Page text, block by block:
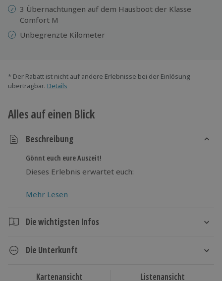
3 Übernachtungen auf dem Hausboot der Klasse
Comfort M
Unbegrenzte Kilometer
* Der Rabatt ist nicht auf andere Erlebnisse bei der Einlösung
übertragbar. Details
Alles auf einen Blick
Beschreibung
Gönnt euch eure Auszeit!
Dieses Erlebnis erwartet euch:
Mehr Lesen
Die wichtigsten Infos
4 Tage
Die Unterkunft
Kartenansicht Listenansicht